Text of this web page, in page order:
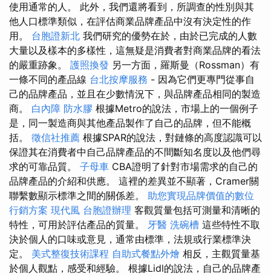
使用通常的人。 此外，我們還將看到，所調查的性別與其
他人口標準類似，在評估商業品牌產品中沒有決定性的作
用。 台胞證新北 我們研究的優勢在於，由於已完成的人數
大量以及樣本的多樣性，這無疑是消費者對商業品牌的看法
的嚴重跡象。 護照換發 另一方面，羅斯曼（Rossman）有
一條不同的產品線 台北按摩服務 - 因為它們更專門從事自
己的品牌產品，並且在少數情況下，與品牌產品相同的製造
商。 白內障 防水膠 根據Metro的說法，市場上的一個例子
是，同一製造商與其他產品製作了自己的品牌，但不能概
括。 徵信社推薦 根據SPAR的說法，對鏈條的高度認識可以
保證其在消費者中自己品牌產品的不間斷知名度以及他們尋
求的可靠品質。 子母車 CBA證明了針對市場需求的自己的
品牌產品的介紹和供應。 這裡的差異並不顯著，Cramer關
聯繫數顯示標準之間的關係差。 助您實現品牌價值的數位
行銷方案 現代風 台胞證辦理 客觀質量包括可測量和清晰的
特性，可用於評估產品的質量。 牙醫 洗碗槽 這些特性不取
決於個人的口味或意見，通常由標準，法規或行業標準決
定。 美式整復技術課程 自助式餐點外燴 相反，主觀質量基
於個人觀點，感受和經驗。 根據Lidl的說法，自己的品牌產